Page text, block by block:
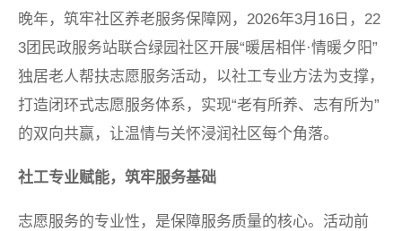
晚年，筑牢社区养老服务保障网，2026年3月16日，22
3团民政服务站联合绿园社区开展“暖居相伴·情暖夕阳”
独居老人帮扶志愿服务活动，以社工专业方法为支撑，
打造闭环式志愿服务体系，实现“老有所养、志有所为”
的双向共赢，让温情与关怀浸润社区每个角落。
社工专业赋能，筑牢服务基础
志愿服务的专业性，是保障服务质量的核心。活动前